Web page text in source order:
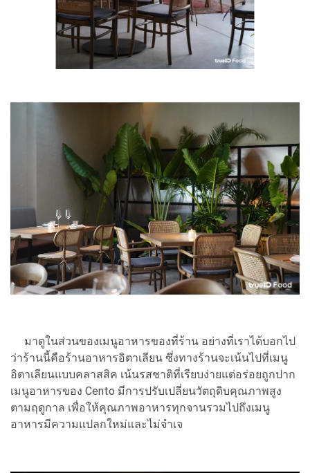
มาดูในส่วนของเมนูอาหารของที่ร้าน อย่างที่เราได้บอกไป
ว่าร้านนี้คือร้านอาหารอิตาเลียน ซึ่งทางร้านจะเน้นไปที่เมนู
อิตาเลียนแบบคลาสสิค เน้นรสชาติที่เรียบง่ายแต่อร่อยถูกปาก
เมนูอาหารของ Cento มีการปรับเปลี่ยนวัตถุดิบคุณภาพสูง
ตามฤดูกาล เพื่อให้คุณภาพอาหารทุกจานรวมไปถึงเมนู
อาหารมีความแปลกใหม่และไม่จำเจ